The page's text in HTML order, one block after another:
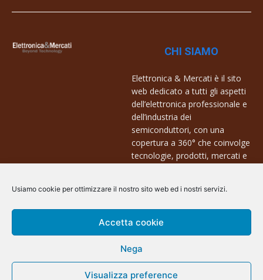
Usiamo cookie per ottimizzare il nostro sito web ed i nostri servizi.
Accetta cookie
Nega
Visualizza preference
CHI SIAMO
Elettronica & Mercati è il sito
web dedicato a tutti gli aspetti
dell’elettronica professionale e
dell’industria dei
semiconduttori, con una
copertura a 360° che coinvolge
tecnologie, prodotti, mercati e
Contatti:
info@arscommunication.it
@ArsCommunication 2023